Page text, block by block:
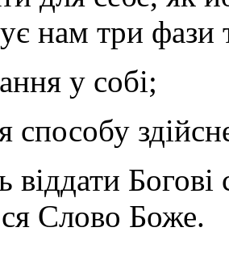
нам три фази
у собі;
способу
віддати
Слово Боже.